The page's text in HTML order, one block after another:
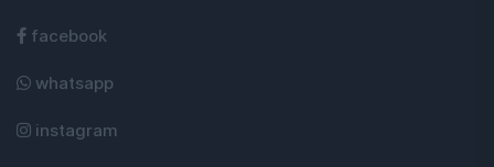
facebook
whatsapp
instagram